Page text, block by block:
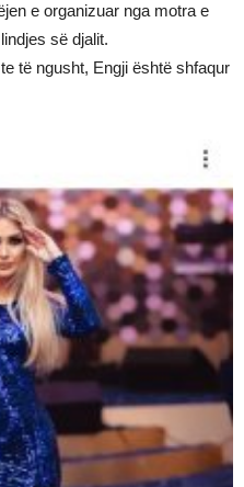
e organizuar nga motra e
së djalit.
të ngusht, Engji është shfaqur